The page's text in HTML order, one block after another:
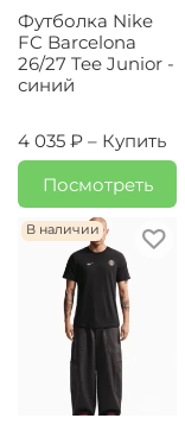
Футболка Nike
FC Barcelona
26/27 Tee Junior -
синий
4 035 ₽ – Купить
Посмотреть
В наличии